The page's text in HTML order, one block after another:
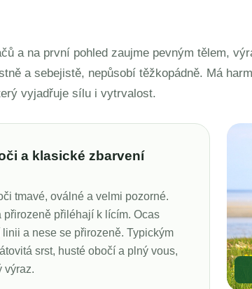
a na první pohled zaujme pevným tělem,
a sebejistě, nepůsobí těžkopádně. Má
vyjadřuje sílu i vytrvalost.
a klasické zbarvení
tmavé, oválné a velmi pozorné.
přiléhají k lícím. Ocas
a nese se přirozeně. Typickým
srst, husté obočí a plný vous,
výraz.